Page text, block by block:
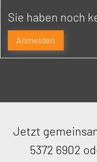
Sie haben noch
Anmelden
Jetzt
5372 6902